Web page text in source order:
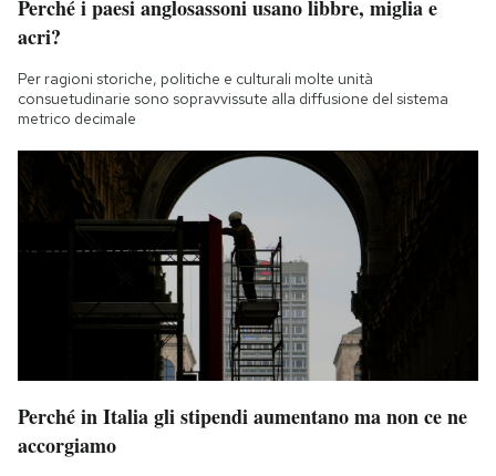
Perché i paesi anglosassoni usano libbre, miglia e
acri?
Per ragioni storiche, politiche e culturali molte unità
consuetudinarie sono sopravvissute alla diffusione del sistema
metrico decimale
Perché in Italia gli stipendi aumentano ma non ce ne
accorgiamo